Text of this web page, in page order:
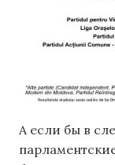
А если бы в